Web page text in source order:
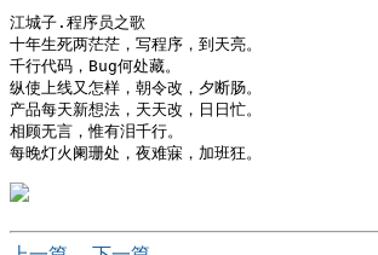
江城子.程序员之歌
十年生死两茫茫，写程序，到天亮。
千行代码，Bug何处藏。
纵使上线又怎样，朝令改，夕断肠。
产品每天新想法，天天改，日日忙。
相顾无言，惟有泪千行。
每晚灯火阑珊处，夜难寐，加班狂。